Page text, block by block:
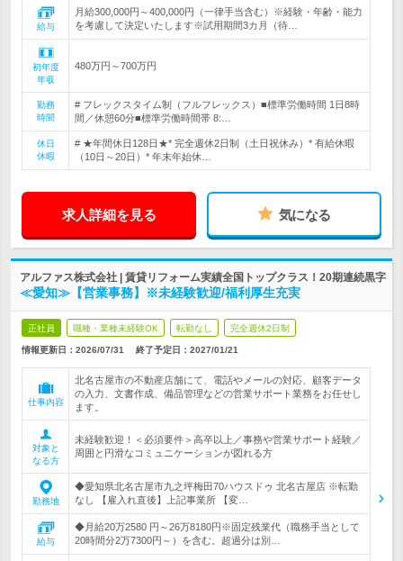
給与
月給300,000円～400,000円（一律手当含む）※経験・年齢・能力
を考慮して決定いたします※試用期間3カ月（待…
初年度
年収
480万円～700万円
勤務
時間
# フレックスタイム制（フルフレックス）■標準労働時間 1日8時
間／休憩60分■標準労働時間帯 8:…
休日
休暇
# ★年間休日128日★* 完全週休2日制（土日祝休み）* 有給休暇
（10日～20日）* 年末年始休…
求人詳細を見る 気になる
アルファス株式会社 | 賃貸リフォーム実績全国トップクラス！20期連続黒字
≪愛知≫【営業事務】※未経験歓迎/福利厚生充実
正社員 職種・業種未経験OK 転勤なし 完全週休2日制
情報更新日：2026/07/31 終了予定日： 2027/01/21
仕事内容
北名古屋市の不動産店舗にて、電話やメールの対応、顧客データ
の入力、文書作成、備品管理などの営業サポート業務をお任せし
ます。
対象と
なる方
未経験歓迎！＜必須要件＞高卒以上／事務や営業サポート経験／
周囲と円滑なコミュニケーションが図れる方
勤務地
◆愛知県北名古屋市九之坪梅田70ハウスドゥ 北名古屋店 ※転勤
なし 【雇入れ直後】上記事業所 【変…
給与
◆月給20万2580 円～26万8180円※固定残業代（職務手当として
20時間分2万7300円～）を含む。超過分は別…